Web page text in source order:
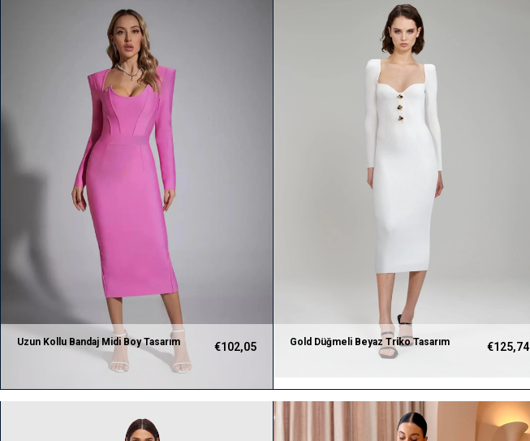
Uzun Kollu Bandaj Midi Boy Tasarım
Elbise (Pembe)
€102,05
Gold Düğmeli Beyaz Triko Tasarım
€125,74